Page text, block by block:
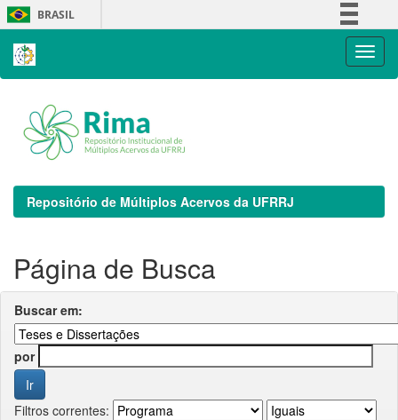
Skip
navigation
BRASIL
Repositório de Múltiplos Acervos da UFRRJ
Página de Busca
Buscar em:
por
Filtros correntes: